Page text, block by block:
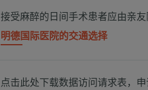
接受麻醉的日间手术患者应由亲
明德国际医院的交通选择
点击此处下载数据访问请求表，申